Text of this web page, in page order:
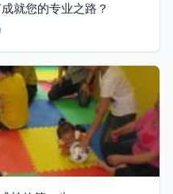
就您的专业之路？